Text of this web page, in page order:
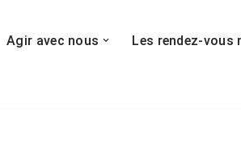
Agir avec nous Les rendez-vous